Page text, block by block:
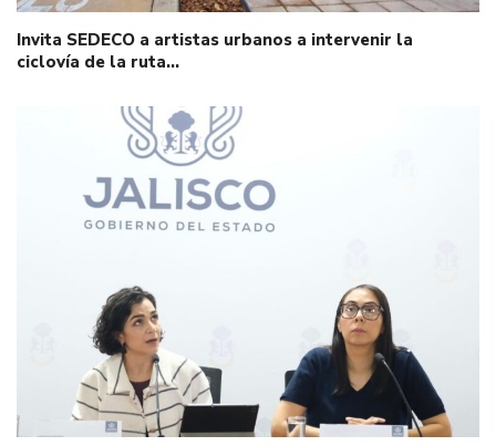
Invita SEDECO a artistas urbanos a intervenir la
ciclovía de la ruta…